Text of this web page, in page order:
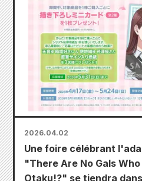
2026.04.02
Une foire célébrant
"There Are No Gals
Otaku!?" se tiendra